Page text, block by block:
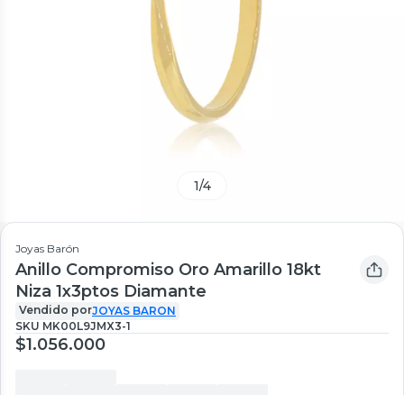
1/4
Joyas Barón
Anillo Compromiso Oro Amarillo 18kt
Niza 1x3ptos Diamante
Vendido porJOYAS BARON
SKU MK00L9JMX3-1
$1.056.000